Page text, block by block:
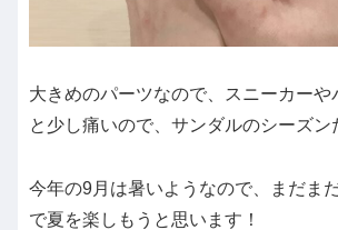
大きめのパーツなので、スニーカーや
と少し痛いので、サンダルのシーズン
今年の9月は暑いようなので、まだま
で夏を楽しもうと思います！